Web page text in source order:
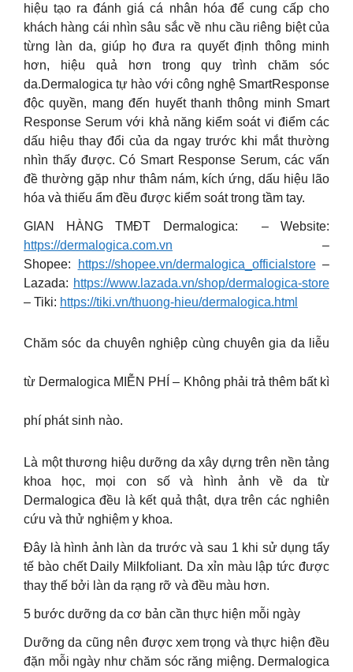
hiệu tạo ra đánh giá cá nhân hóa để cung cấp cho
khách hàng cái nhìn sâu sắc về nhu cầu riêng biệt của
từng làn da, giúp họ đưa ra quyết định thông minh
hơn, hiệu quả hơn trong quy trình chăm sóc
da.Dermalogica tự hào với công nghệ SmartResponse
độc quyền, mang đến huyết thanh thông minh Smart
Response Serum với khả năng kiểm soát vi điểm các
dấu hiệu thay đổi của da ngay trước khi mắt thường
nhìn thấy được. Có Smart Response Serum, các vấn
đề thường gặp như thâm nám, kích ứng, dấu hiệu lão
hóa và thiếu ẩm đều được kiểm soát trong tầm tay.
GIAN HÀNG TMĐT Dermalogica: – Website:
https://dermalogica.com.vn –
Shopee:
https://shopee.vn/dermalogica_officialstore–
Lazada: https://www.lazada.vn/shop/dermalogica-store
– Tiki: https://tiki.vn/thuong-hieu/dermalogica.html
Chăm sóc da chuyên nghiệp cùng chuyên gia da liễu
từ Dermalogica MIỄN PHÍ – Không phải trả thêm bất kì
phí phát sinh nào.
Là một thương hiệu dưỡng da xây dựng trên nền tảng
khoa học, mọi con số và hình ảnh về da từ
Dermalogica đều là kết quả thật, dựa trên các nghiên
cứu và thử nghiệm y khoa.
Đây là hình ảnh làn da trước và sau 1 khi sử dụng tẩy
tế bào chết Daily Milkfoliant. Da xỉn màu lập tức được
thay thế bởi làn da rạng rỡ và đều màu hơn.
5 bước dưỡng da cơ bản cần thực hiện mỗi ngày
Dưỡng da cũng nên được xem trọng và thực hiện đều
đặn mỗi ngày như chăm sóc răng miệng. Dermalogica